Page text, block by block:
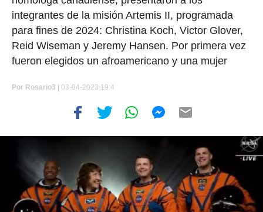
integrantes de la misión Artemis II, programada
para fines de 2024: Christina Koch, Victor Glover,
Reid Wiseman y Jeremy Hansen. Por primera vez
fueron elegidos un afroamericano y una mujer
Por Rosario3 | 03-04-2023 19:4